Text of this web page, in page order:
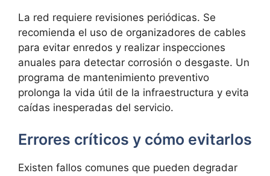
La red requiere revisiones periódicas. Se
recomienda el uso de organizadores de cables
para evitar enredos y realizar inspecciones
anuales para detectar corrosión o desgaste. Un
programa de mantenimiento preventivo
prolonga la vida útil de la infraestructura y evita
caídas inesperadas del servicio.
Errores críticos y cómo evitarlos
Existen fallos comunes que pueden degradar